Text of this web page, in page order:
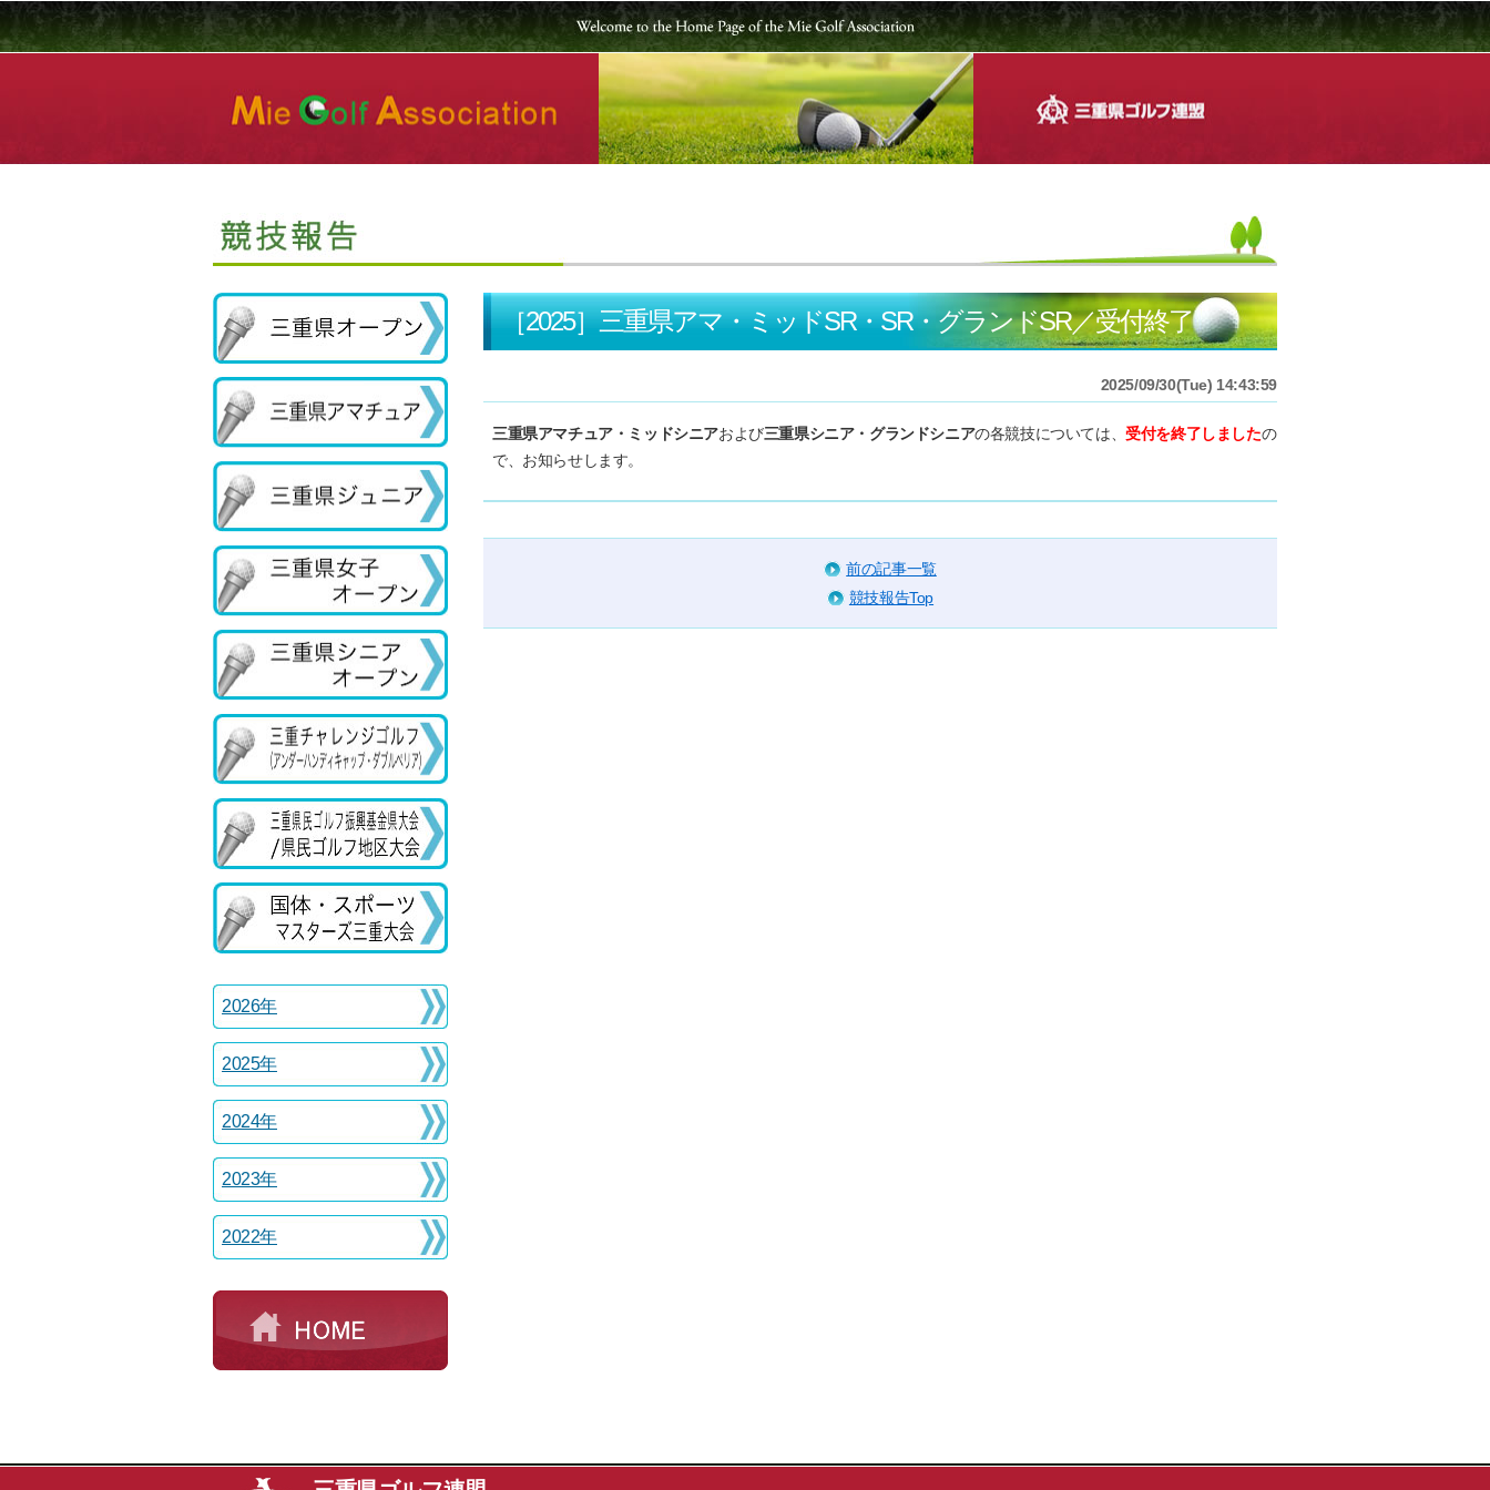
2026年
2025年
2024年
2023年
2022年
［2025］三重県アマ・ミッドSR・SR・グランドSR／受付終了
2025/09/30(Tue) 14:43:59
三重県アマチュア・ミッドシニアおよび三重県シニア・グランドシニアの各競技については、受付を終了しましたの
で、お知らせします。
前の記事一覧
競技報告Top